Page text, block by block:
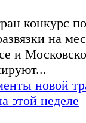
конкурс по
на
и
новой
этой неделе